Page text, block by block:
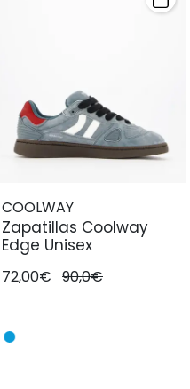
COOLWAY
Zapatillas Coolway
Edge Unisex
72,00€ 90,0€